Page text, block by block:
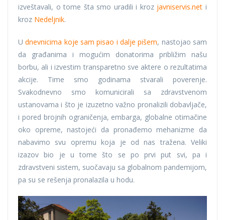
izveštavali, o tome šta smo uradili i kroz javniservis.net i
kroz Nedeljnik.
Udnevnicima koje sam pisao i dalje pišem, nastojao sam
da građanima i mogućim donatorima približim našu
borbu, ali i izvestim transparetno sve aktere o rezultatima
akcije. Time smo godinama stvarali poverenje.
Svakodnevno smo komunicirali sa zdravstvenom
ustanovama i što je izuzetno važno pronalizili dobavljače,
i pored brojnih ograničenja, embarga, globalne otimačine
oko opreme, nastojeći da pronađemo mehanizme da
nabavimo svu opremu koja je od nas tražena. Veliki
izazov bio je u tome što se po prvi put svi, pa i
zdravstveni sistem, suočavaju sa globalnom pandemijom,
pa su se rešenja pronalazila u hodu.